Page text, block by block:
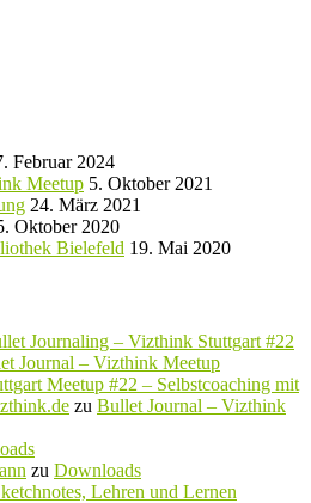
Februar 2024
Meetup 5. Oktober 2021
24. März 2021
Oktober 2020
Bielefeld 19. Mai 2020
Journaling – Vizthink Stuttgart #22
Journal – Vizthink Meetup
Meetup #22 – Selbstcoaching mit
zu Bullet Journal – Vizthink
zu Downloads
Lehren und Lernen